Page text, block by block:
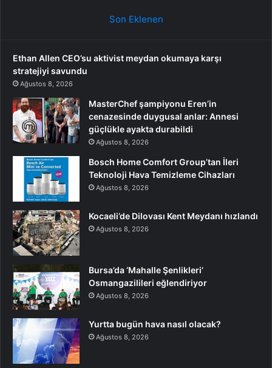
Son Eklenen
Ethan Allen CEO’su aktivist meydan okumaya karşı
stratejiyi savundu
Ağustos 8, 2026
MasterChef şampiyonu Eren’in
cenazesinde duygusal anlar: Annesi
güçlükle ayakta durabildi
Ağustos 8, 2026
Bosch Home Comfort Group’tan İleri
Teknoloji Hava Temizleme Cihazları
Ağustos 8, 2026
Kocaeli’de Dilovası Kent Meydanı hızlandı
Ağustos 8, 2026
Bursa’da ‘Mahalle Şenlikleri’
Osmangazilileri eğlendiriyor
Ağustos 8, 2026
Yurtta bugün hava nasıl olacak?
Ağustos 8, 2026